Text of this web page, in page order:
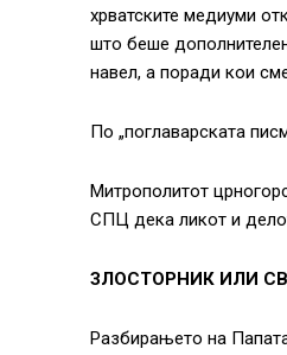
хрватските медиуми
што беше
навел, а поради кои
По „поглаварската
Митрополитот
СПЦ дека ликот и
ЗЛОСТОРНИК ИЛИ
Разбирањето на